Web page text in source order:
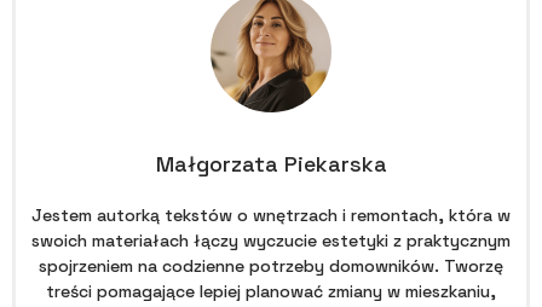
Małgorzata Piekarska
Jestem autorką tekstów o wnętrzach i remontach, która w
swoich materiałach łączy wyczucie estetyki z praktycznym
spojrzeniem na codzienne potrzeby domowników. Tworzę
treści pomagające lepiej planować zmiany w mieszkaniu,